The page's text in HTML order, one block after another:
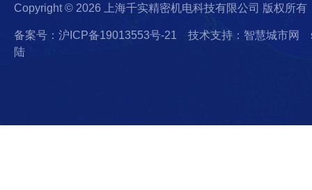
Copyright © 2026 上海千实精密机电科技有限公司 版权所有
备案号：沪ICP备19013553号-21 技术支持：智慧城市网
陆